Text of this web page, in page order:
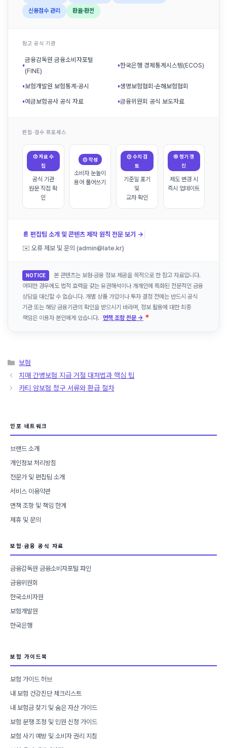
신용점수 관리 환율·환전
참고 공식 기관
▪
금융감독원 금융소비자포털
(FINE)
▪한국은행 경제통계시스템(ECOS)
▪보험개발원 보험통계·공시 ▪생명보험협회·손해보험협회
▪예금보험공사 공식 자료 ▪금융위원회 공식 보도자료
편집·검수 프로세스
① 자료 수
집
공식 기관
원문 직접 확
인
② 작성
소비자 눈높이
용어 풀어쓰기
③ 수치 검
토
기준일 표기
및
교차 확인
④ 정기 갱
신
제도 변경 시
즉시 업데이트
📄 편집팀 소개 및 콘텐츠 제작 원칙 전문 보기 → |
✉️ 오류 제보 및 문의 (admin@late.kr)
NOTICE
본 콘텐츠는 보험·금융 정보 제공을 목적으로 한 참고 자료입니다.
어떠한 경우에도 법적 효력을 갖는 유권해석이나 개개인에 특화된 전문적인 금융
상담을 대신할 수 없습니다. 개별 상품 가입이나 투자 결정 전에는 반드시 공식
기관 또는 해당 금융기관의 확인을 받으시기 바라며, 정보 활용에 대한 최종
책임은 이용자 본인에게 있습니다. 면책 조항 전문 →
카
테
리
보험
치매 간병보험 지급 거절 대처법과 핵심 팁
카티 암보험 청구 서류와 환급 절차
인포 네트워크
브랜드 소개
개인정보 처리방침
전문가 및 편집팀 소개
서비스 이용약관
면책 조항 및 책임 한계
제휴 및 문의
보험·금융 공식 자료
금융감독원 금융소비자포털 파인
금융위원회
한국소비자원
보험개발원
한국은행
보험 가이드북
보험 가이드 허브
내 보험 건강진단 체크리스트
내 보험금 찾기 및 숨은 자산 가이드
보험 분쟁 조정 및 민원 신청 가이드
보험 사기 예방 및 소비자 권리 지침